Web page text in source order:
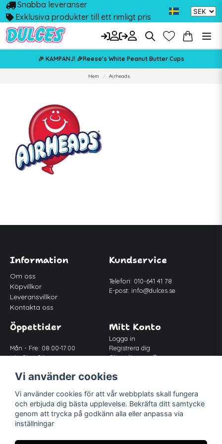
Snabba leveranser
Exklusiva produkter till ett rimligt pris
🎉 KAMPANJ! 🎉Reese's White Peanut Butter Cups
Hem Airheads
Information
Om oss
Köpvillkor
Leveransvillkor
Kontakta oss
Kundservice
Telefon: 010-641 41 78
E-post: info@dulces.se
Öppettider
Mån - Fre: 08.00-17.00
Lör-Sön: Stängt
Mitt Konto
Logga in
Registrera dig
Glömt lösenord?
Följ oss
Facebook
Instagram
Vi använder cookies
Vi använder cookies för att vår webbplats skall fungera
och erbjuda dig bästa upplevelse. Bekräfta ditt samtycke
genom att trycka på godkänn alla eller anpassa via
inställningar